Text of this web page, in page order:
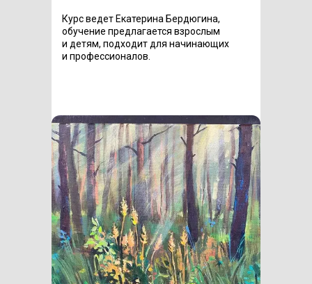
Курс ведет Екатерина Бердюгина,
обучение предлагается взрослым
и детям, подходит для начинающих
и профессионалов.